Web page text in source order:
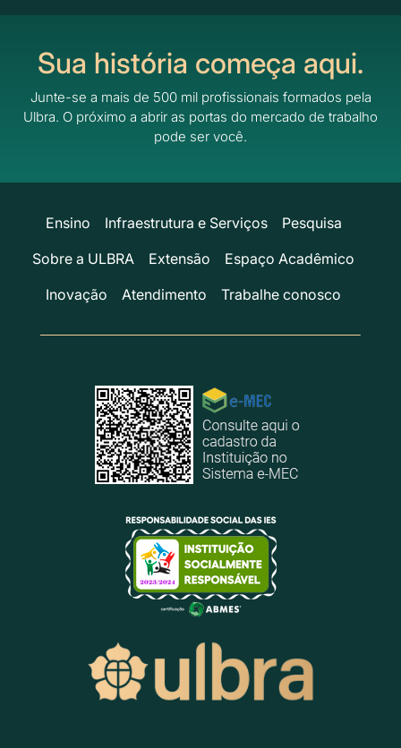
Sua história começa aqui.
Junte-se a mais de 500 mil profissionais formados pela
Ulbra. O próximo a abrir as portas do mercado de trabalho
pode ser você.
Ensino Infraestrutura e Serviços
Pesquisa
Sobre a ULBRA
Extensão
Espaço Acadêmico
Inovação
Atendimento Trabalhe conosco